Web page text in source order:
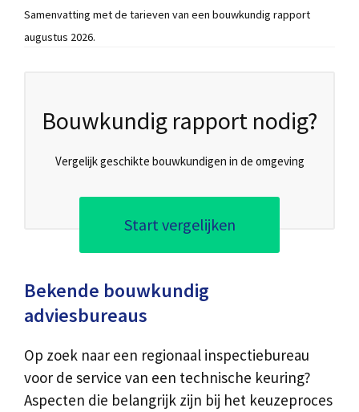
Samenvatting met de tarieven van een bouwkundig rapport
augustus 2026.
Bouwkundig rapport nodig?
Vergelijk geschikte bouwkundigen in de omgeving
Start vergelijken
Bekende bouwkundig
adviesbureaus
Op zoek naar een regionaal inspectiebureau
voor de service van een technische keuring?
Aspecten die belangrijk zijn bij het keuzeproces